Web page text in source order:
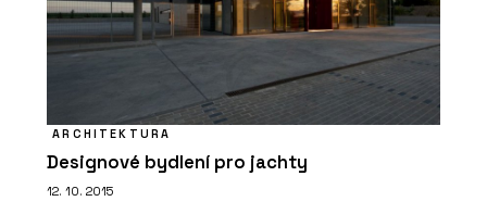
ARCHITEKTURA
Designové bydlení pro jachty
12. 10. 2015